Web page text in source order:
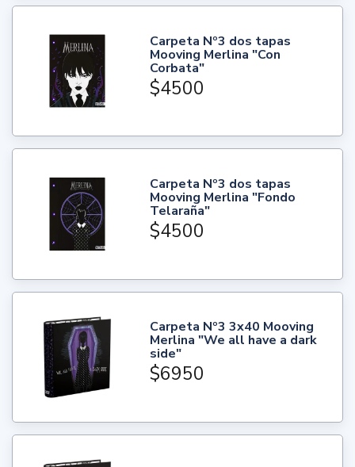
Carpeta Nº3 dos tapas
Mooving Merlina "Con
Corbata"
$4500
Carpeta Nº3 dos tapas
Mooving Merlina "Fondo
Telaraña"
$4500
Carpeta Nº3 3x40 Mooving
Merlina "We all have a dark
side"
$6950